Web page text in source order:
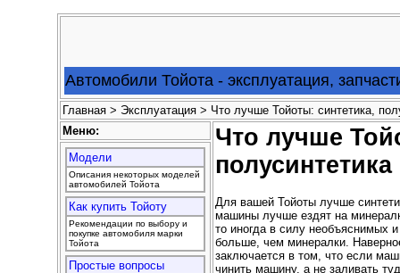
Автомобили Тойота - эксплуатация,
Главная > Эксплуатация > Что лучше Тойоты: синтетика,
Меню:
Что лучше
Для вашей Тойоты лучше
машины лучше ездят на
то иногда в силу необъяснимых
больше, чем минералки.
заключается в том, что если
чинить машину, а не заливать
Модели
Описания некоторых моделей
автомобилей Тойота
Как купить Тойоту
Рекомендации по выбору и
покупке автомобиля марки
Тойота
Простые вопросы